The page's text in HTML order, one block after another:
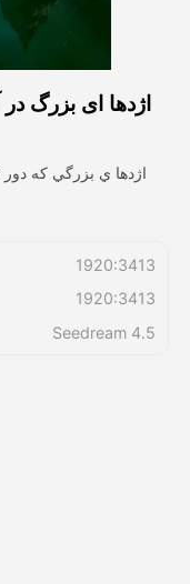
اژدها ای بزرگ
اژدها ي بزرگي که
1920:3413
1920:3413
Seedream 4.5